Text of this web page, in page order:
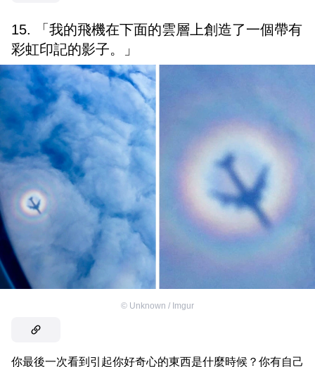
15. 「我的飛機在下面的雲層上創造了一個帶有
彩虹印記的影子。」
© Unknown / Imgur
你最後一次看到引起你好奇心的東西是什麼時候？你有自己